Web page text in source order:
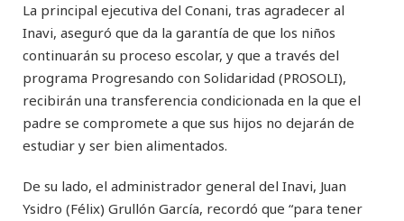
La principal ejecutiva del Conani, tras agradecer al
Inavi, aseguró que da la garantía de que los niños
continuarán su proceso escolar, y que a través del
programa Progresando con Solidaridad (PROSOLI),
recibirán una transferencia condicionada en la que el
padre se compromete a que sus hijos no dejarán de
estudiar y ser bien alimentados.
De su lado, el administrador general del Inavi, Juan
Ysidro (Félix) Grullón García, recordó que “para tener